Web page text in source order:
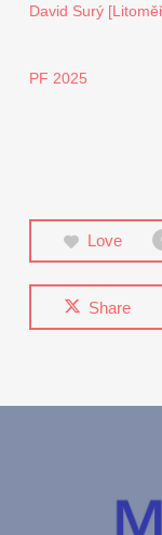
David Surý
PF 2025
Love
Share